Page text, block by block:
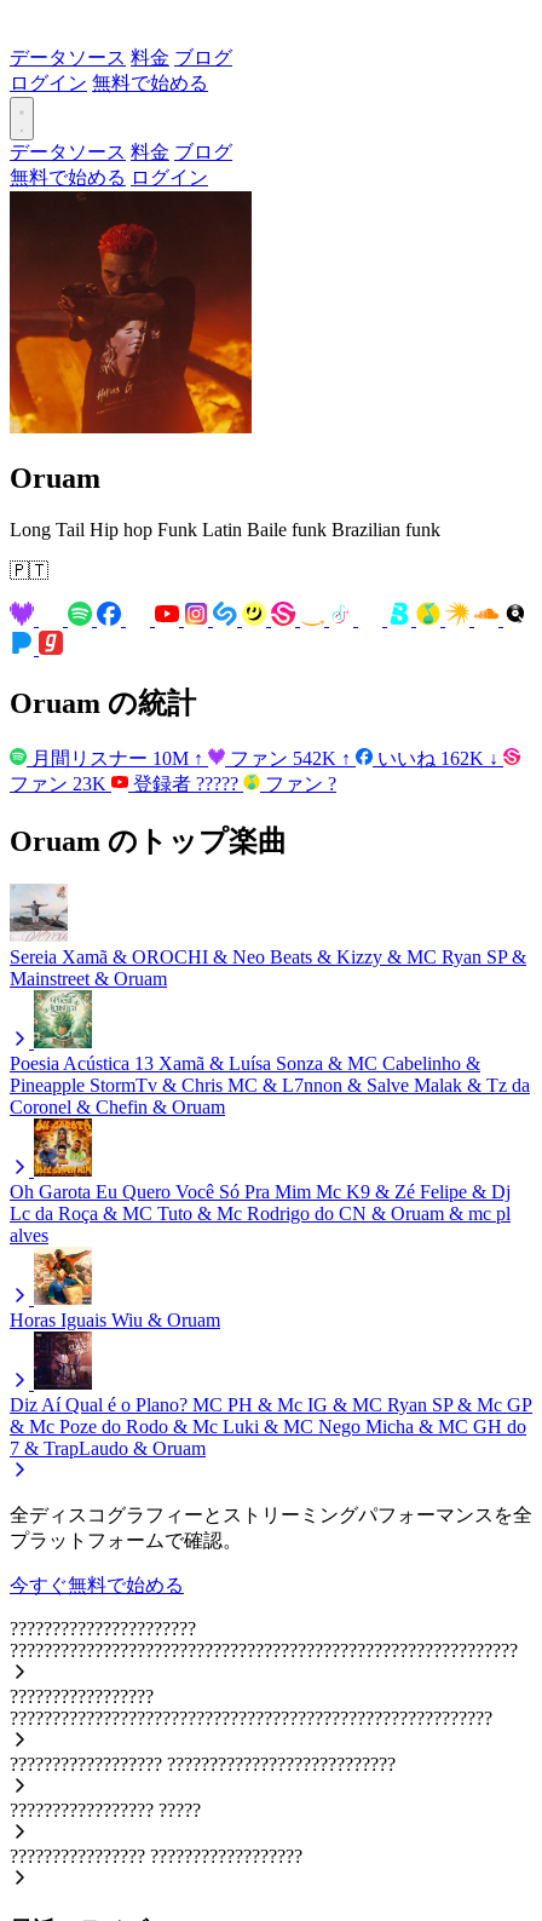
データソース 料金 ブログ
ログイン 無料で始める
データソース 料金 ブログ
無料で始める ログイン
Oruam
Long Tail Hip hop Funk Latin Baile funk Brazilian funk
🇵🇹
Oruam の統計
月間リスナー 10M ↑ ファン 542K ↑ いいね 162K ↓
ファン 23K 登録者 ????? ファン ?
Oruam のトップ楽曲
Sereia Xamã & OROCHI & Neo Beats & Kizzy & MC Ryan SP &
Mainstreet & Oruam
Poesia Acústica 13 Xamã & Luísa Sonza & MC Cabelinho &
Pineapple StormTv & Chris MC & L7nnon & Salve Malak & Tz da
Coronel & Chefin & Oruam
Oh Garota Eu Quero Você Só Pra Mim Mc K9 & Zé Felipe & Dj
Lc da Roça & MC Tuto & Mc Rodrigo do CN & Oruam & mc pl
alves
Horas Iguais Wiu & Oruam
Diz Aí Qual é o Plano? MC PH & Mc IG & MC Ryan SP & Mc GP
& Mc Poze do Rodo & Mc Luki & MC Nego Micha & MC GH do
7 & TrapLaudo & Oruam
全ディスコグラフィーとストリーミングパフォーマンスを全
プラットフォームで確認。
今すぐ無料で始める
??????????????????????
????????????????????????????????????????????????????????????
?????????????????
?????????????????????????????????????????????????????????
?????????????????? ???????????????????????????
????????????????? ?????
???????????????? ??????????????????